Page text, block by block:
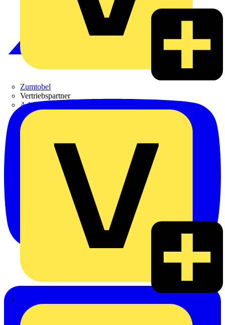
Zumtobel
Vertriebspartner
Adalbert Zajadacz GmbH & Co. KG